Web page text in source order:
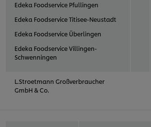
Edeka Foodservice Pfullingen
Edeka Foodservice Titisee-Neustadt
Edeka Foodservice Überlingen
Edeka Foodservice Villingen-
Schwenningen
L.Stroetmann Großverbraucher
GmbH & Co.